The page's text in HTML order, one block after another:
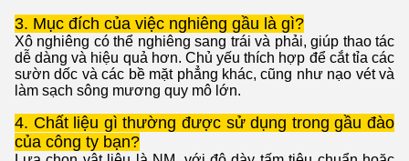
3. Mục đích của việc nghiêng gầu là gì?
Xô nghiêng có thể nghiêng sang trái và phải, giúp thao tác
dễ dàng và hiệu quả hơn. Chủ yếu thích hợp để cắt tỉa các
sườn dốc và các bề mặt phẳng khác, cũng như nạo vét và
làm sạch sông mương quy mô lớn.
4. Chất liệu gì thường được sử dụng trong gầu đào
của công ty bạn?